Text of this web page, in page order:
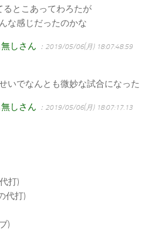
とこあってわろたが
な感じだったのかな
しさん ：2019/05/06(月) 18:07:48.59
いでなんとも微妙な試合になった
しさん ：2019/05/06(月) 18:07:17.13
打)
代打)
)